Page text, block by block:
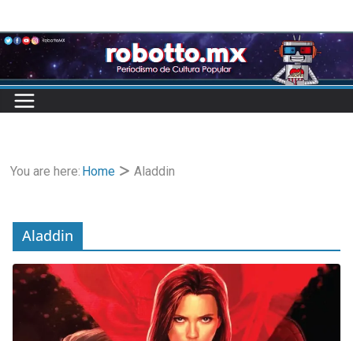
to
content
You are here: Home Aladdin
Aladdin